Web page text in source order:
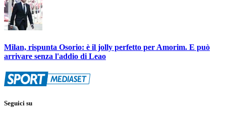
Milan, rispunta Osorio: è il jolly perfetto per Amorim. E può
arrivare senza l'addio di Leao
Seguici su